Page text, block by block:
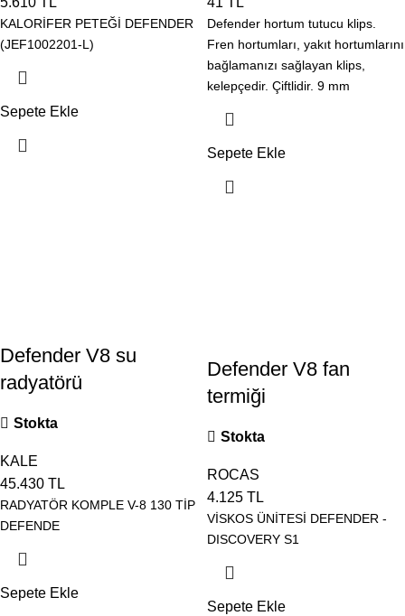
KALORİFER PETEĞİ DEFENDER
(JEF1002201-L)
Sepete Ekle
Defender hortum tutucu klips.
Fren hortumları, yakıt hortumlarını
bağlamanızı sağlayan klips,
kelepçedir. Çiftlidir. 9 mm
Yerli,
Sepete Ekle
Defender V8 su
radyatörü
Stokta
KALE
45.430 TL
RADYATÖR KOMPLE V-8 130 TİP
DEFENDE
Sepete Ekle
Defender V8 fan
termiği
Stokta
ROCAS
4.125 TL
VİSKOS ÜNİTESİ DEFENDER -
DISCOVERY S1
Sepete Ekle